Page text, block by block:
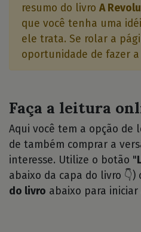
resumo do livro A
que você tenha uma
ele trata. Se rolar a
oportunidade de fazer
Faça a leitura
Aqui você tem a opção de
de também comprar a
interesse. Utilize o botão "
abaixo da capa do livro 👇)
do livro abaixo para